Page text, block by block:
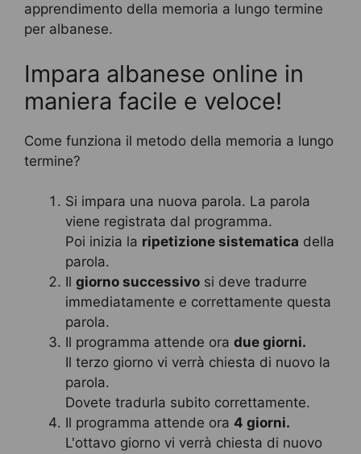
apprendimento della memoria a lungo termine
per albanese.
Impara albanese online in
maniera facile e veloce!
Come funziona il metodo della memoria a lungo
termine?
Si impara una nuova parola. La parola
viene registrata dal programma.
Poi inizia la ripetizione sistematica della
parola.
Il giorno successivo si deve tradurre
immediatamente e correttamente questa
parola.
Il programma attende ora due giorni.
Il terzo giorno vi verrà chiesta di nuovo la
parola.
Dovete tradurla subito correttamente.
Il programma attende ora 4 giorni.
L'ottavo giorno vi verrà chiesta di nuovo